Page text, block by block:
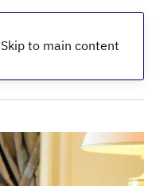
Skip to main content
الرئيسية